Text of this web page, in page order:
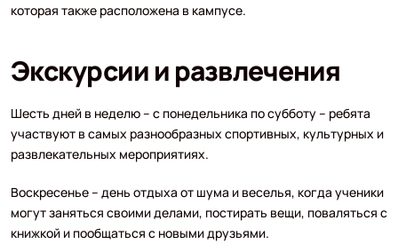
которая также расположена в кампусе.
Экскурсии и развлечения
Шесть дней в неделю – с понедельника по субботу – ребята
участвуют в самых разнообразных спортивных, культурных и
развлекательных мероприятиях.
Воскресенье – день отдыха от шума и веселья, когда ученики
могут заняться своими делами, постирать вещи, поваляться с
книжкой и пообщаться с новыми друзьями.